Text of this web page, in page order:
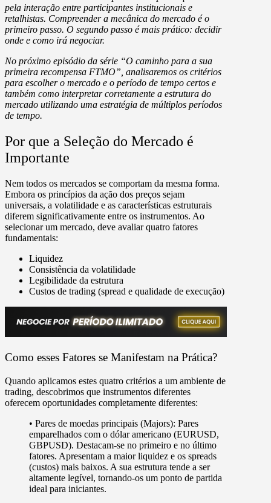
pela interação entre participantes institucionais e
retalhistas. Compreender a mecânica do mercado é o
primeiro passo. O segundo passo é mais prático: decidir
onde e como irá negociar.
No próximo episódio da série “O caminho para a sua
primeira recompensa FTMO”, analisaremos os critérios
para escolher o mercado e o período de tempo certos e
também como interpretar corretamente a estrutura do
mercado utilizando uma estratégia de múltiplos períodos
de tempo.
Por que a Seleção do Mercado é
Importante
Nem todos os mercados se comportam da mesma forma.
Embora os princípios da ação dos preços sejam
universais, a volatilidade e as características estruturais
diferem significativamente entre os instrumentos. Ao
selecionar um mercado, deve avaliarquatro fatores
fundamentais:
Liquidez
Consistência da volatilidade
Legibilidade da estrutura
Custos de trading (spread e qualidade de execução)
Como esses Fatores se Manifestam na Prática?
Quando aplicamos estes quatro critérios a um ambiente de
trading, descobrimos que instrumentos diferentes
oferecem oportunidades completamente diferentes:
• Pares de moedas principais (Majors): Pares
emparelhados com o dólar americano (EURUSD,
GBPUSD). Destacam-se no primeiro e no último
fatores. Apresentam a maior liquidez e os spreads
(custos) mais baixos. A sua estrutura tende a ser
altamente legível, tornando-os um ponto de partida
ideal para iniciantes.